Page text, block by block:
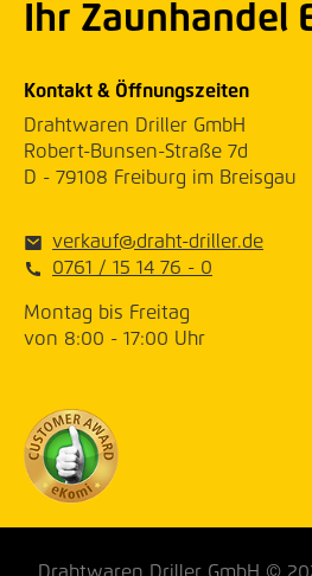
Ihr Zaunhandel
Kontakt & Öffnungszeiten
Drahtwaren Driller GmbH
Robert-Bunsen-Straße 7d
D - 79108 Freiburg im Breisgau
verkauf@draht-driller.de
0761 / 15 14 76 - 0
Montag bis Freitag
von 8:00 - 17:00 Uhr
Drahtwaren Driller GmbH ©